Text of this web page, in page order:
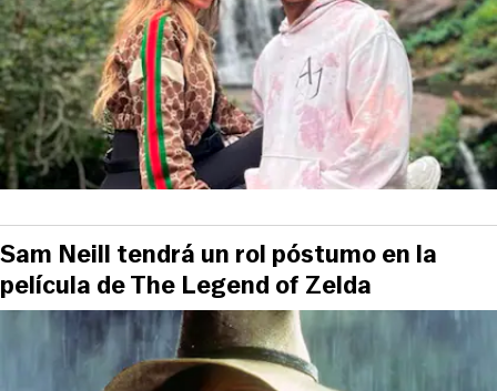
Sam Neill tendrá un rol póstumo en la
película de The Legend of Zelda